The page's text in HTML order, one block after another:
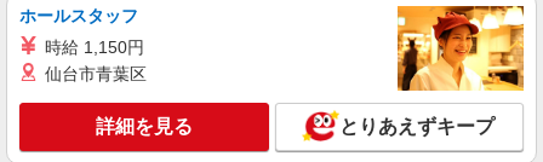
派遣社員
株式会社kotrio /●UT-H-2067390
さくら市/未経験OK★誰かの支えになれる人
に！グルホの世話人♪
時給1500円〜2125円 ＜日払い有/週払い有/交
ホールスタッフ
時給 1,150円
仙台市青葉区
詳細を見る とりあえずキープ